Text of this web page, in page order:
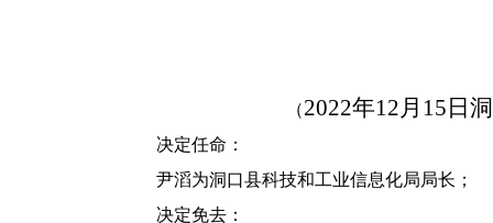
（2022年12月 15 日
决定任命：
尹滔为洞口县科技和工业信息化局局长；
决定免去：